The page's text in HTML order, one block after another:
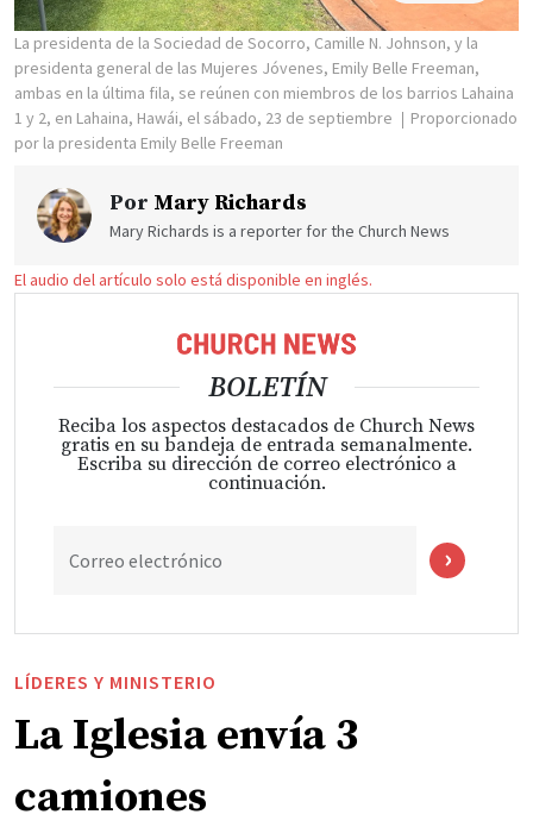
La presidenta de la Sociedad de Socorro, Camille N. Johnson, y la
presidenta general de las Mujeres Jóvenes, Emily Belle Freeman,
ambas en la última fila, se reúnen con miembros de los barrios Lahaina
1 y 2, en Lahaina, Hawái, el sábado, 23 de septiembre
Proporcionado
por la presidenta Emily Belle Freeman
Por Mary Richards
Mary Richards is a reporter for the Church News
El audio del artículo solo está disponible en inglés.
BOLETÍN
Reciba los aspectos destacados de Church News
gratis en su bandeja de entrada semanalmente.
Escriba su dirección de correo electrónico a
continuación.
Correo electrónico
LÍDERES Y MINISTERIO
La Iglesia envía 3
camiones